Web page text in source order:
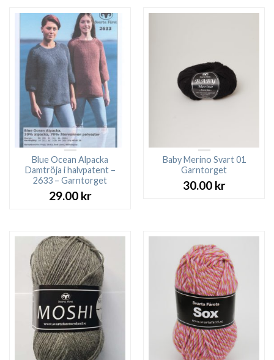
Blue Ocean Alpacka
Damtröja i halvpatent –
2633 – Garntorget
29.00 kr
Baby Merino Svart 01
Garntorget
30.00 kr